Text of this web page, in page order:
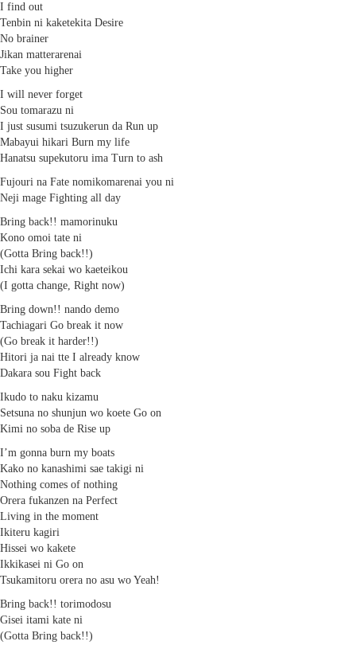
I find out
Tenbin ni kaketekita Desire
No brainer
Jikan matterarenai
Take you higher
I will never forget
Sou tomarazu ni
I just susumi tsuzukerun da Run up
Mabayui hikari Burn my life
Hanatsu supekutoru ima Turn to ash
Fujouri na Fate nomikomarenai you ni
Neji mage Fighting all day
Bring back!! mamorinuku
Kono omoi tate ni
(Gotta Bring back!!)
Ichi kara sekai wo kaeteikou
(I gotta change, Right now)
Bring down!! nando demo
Tachiagari Go break it now
(Go break it harder!!)
Hitori ja nai tte I already know
Dakara sou Fight back
Ikudo to naku kizamu
Setsuna no shunjun wo koete Go on
Kimi no soba de Rise up
I’m gonna burn my boats
Kako no kanashimi sae takigi ni
Nothing comes of nothing
Orera fukanzen na Pеrfect
Living in the moment
Ikiteru kagiri
Hissei wo kakete
Ikkikasei ni Go on
Tsukamitoru orera no asu wo Yeah!
Bring back!! torimodosu
Gisei itami kate ni
(Gotta Bring back!!)